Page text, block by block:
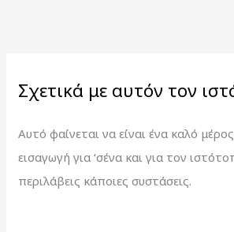
Σχετικά με αυτόν τον
Αυτό φαίνεται να είναι ένα καλό
εισαγωγή για ‘σένα και για τον
περιλάβεις κάποιες συστάσεις.